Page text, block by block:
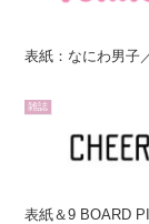
表紙：なにわ男子
雑誌
表紙＆9 BOARD